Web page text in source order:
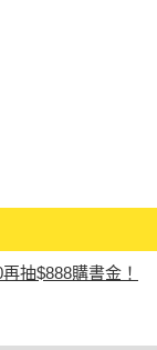
抽$888購書金！